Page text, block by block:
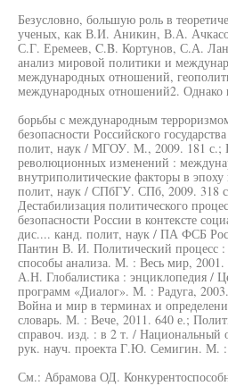
Безусловно, большую роль в
ученых, как В.И. Аникин, В.А.
С.Г. Еремеев, C.B. Кортунов, С.А.
анализ мировой политики и
международных отношений,
международных отношений2. Однако
борьбы с международным
безопасности Российского
полит, наук / МГОУ. M., 2009. 181
революционных изменений :
внутриполитические факторы в
полит, наук / СПбГУ. СПб, 2009. 318
Дестабилизация политического
безопасности России в контексте
дис.... канд. полит, наук / ПА ФСБ
Пантин В. И. Политический процесс :
способы анализа. М. : Весь мир,
А.Н. Глобалистика : энциклопедия /
программ «Диалог». М. : Радуга,
Война и мир в терминах и
словарь. М. : Вече, 2011. 640 е.;
справоч. изд. : в 2 т. / Национальный
рук. науч. проекта Г.Ю. Семигин. М.
См.: Абрамова ОД.